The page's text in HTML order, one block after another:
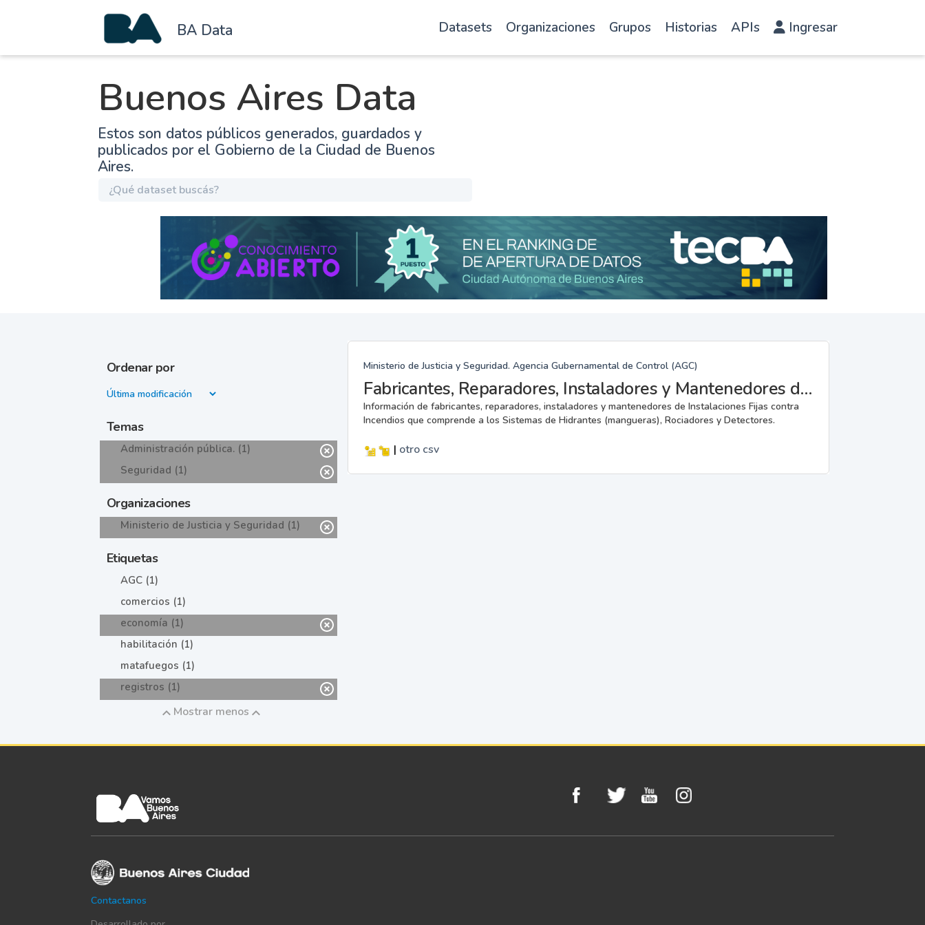
BA Data Datasets Organizaciones Grupos Historias APIs Ingresar
Buenos Aires Data
Estos son datos públicos generados, guardados y
publicados por el Gobierno de la Ciudad de Buenos
Aires.
Ordenar por
Temas
Administración pública. (1)
Seguridad (1)
Organizaciones
Ministerio de Justicia y Seguridad (1)
Etiquetas
AGC (1)
comercios (1)
economía (1)
habilitación (1)
matafuegos (1)
registros (1)
Mostrar menos
Ministerio de Justicia y Seguridad. Agencia Gubernamental de Control (AGC)
Fabricantes, Reparadores, Instaladores y Mantenedores de Instalaciones Fijas contra Incendios.
Información de fabricantes, reparadores, instaladores y mantenedores de Instalaciones Fijas contra
Incendios que comprende a los Sistemas de Hidrantes (mangueras), Rociadores y Detectores.
| otro csv
Contactanos